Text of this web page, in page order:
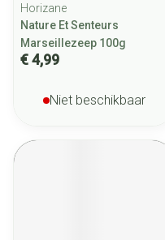
Horizane
Nature Et Senteurs
Marseillezeep 100g
€ 4,99
Niet beschikbaar